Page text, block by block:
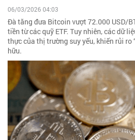
06/03/2026 04:03
Đà tăng đưa Bitcoin vượt 72.000 USD/
tiền từ các quỹ ETF. Tuy nhiên, các dữ
thực của thị trường suy yếu, khiến rủi ro
hữu.